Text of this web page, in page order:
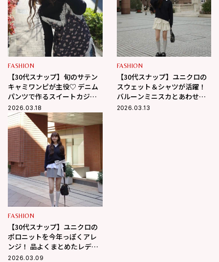
FASHION
【30代スナップ】旬のサテン
キャミワンピが主役♡ デニム
パンツで作るスイートカジュ
アル
2026.03.18
FASHION
【30代スナップ】ユニクロの
スウェット＆シャツが活躍！
バルーンミニスカとあわせて
韓国風スタイルに
2026.03.13
FASHION
【30代スナップ】ユニクロの
ポロニットを今年っぽくアレ
ンジ！ 品よくまとめたレディ
な着こなし
2026.03.09